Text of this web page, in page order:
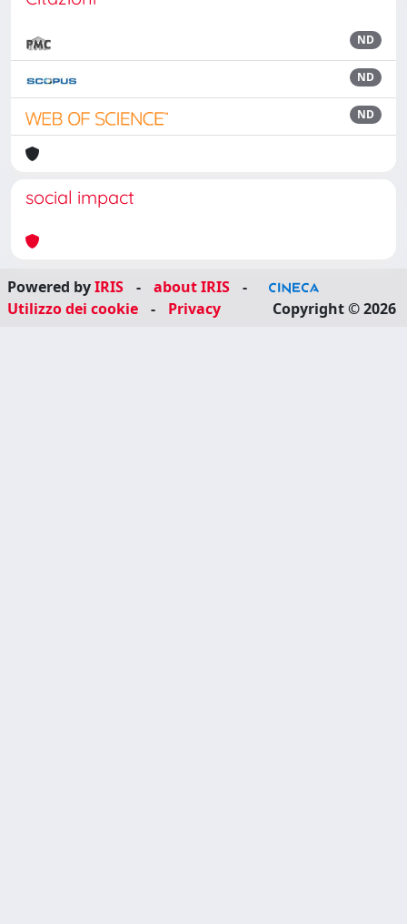
ND
ND
ND
social impact
Powered byIRIS - about IRIS
-
Utilizzo dei cookie
- Privacy Copyright © 2026